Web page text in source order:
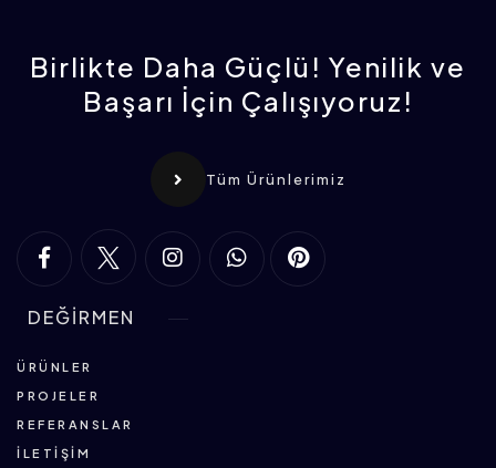
Birlikte Daha Güçlü! Yenilik ve
Başarı İçin Çalışıyoruz!
Tüm Ürünlerimiz
DEĞİRMEN
ÜRÜNLER
PROJELER
REFERANSLAR
İLETIŞIM